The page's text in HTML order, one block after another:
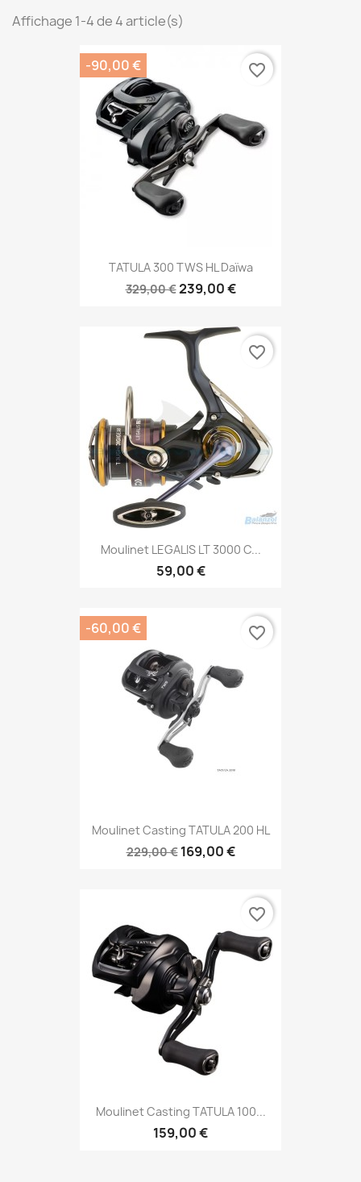
Affichage 1-4 de 4 article(s)
TATULA 300 TWS HL Daïwa
329,00 €239,00 €
-90,00 € favorite_border
Moulinet LEGALIS LT 3000 C...
59,00 €
favorite_border
Moulinet Casting TATULA 200 HL
229,00 € 169,00 €
-60,00 € favorite_border
Moulinet Casting TATULA 100...
159,00 €
favorite_border